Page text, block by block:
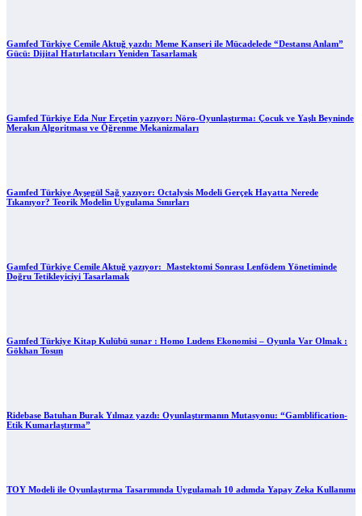
Gamfed Türkiye Cemile Aktuğ yazdı: Meme Kanseri ile Mücadelede “Destansı Anlam”
Gücü: Dijital Hatırlatıcıları Yeniden Tasarlamak
Gamfed Türkiye Eda Nur Erçetin yazıyor: Nöro-Oyunlaştırma: Çocuk ve Yaşlı Beyninde
Merakın Algoritması ve Öğrenme Mekanizmaları
Gamfed Türkiye Ayşegül Sağ yazıyor: Octalysis Modeli Gerçek Hayatta Nerede
Tıkanıyor? Teorik Modelin Uygulama Sınırları
Gamfed Türkiye Cemile Aktuğ yazıyor: Mastektomi Sonrası Lenfödem Yönetiminde
Doğru Tetikleyiciyi Tasarlamak
Gamfed Türkiye Kitap Kulübü sunar : Homo Ludens Ekonomisi – Oyunla Var Olmak :
Gökhan Tosun
Ridebase Batuhan Burak Yılmaz yazdı: Oyunlaştırmanın Mutasyonu: “Gamblification-
Etik Kumarlaştırma”
TOY Modeli ile Oyunlaştırma Tasarımında Uygulamalı 10 adımda Yapay Zeka Kullanımı